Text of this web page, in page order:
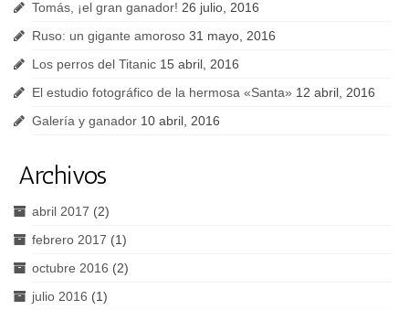
Tomás, ¡el gran ganador! 26 julio, 2016
Ruso: un gigante amoroso 31 mayo, 2016
Los perros del Titanic 15 abril, 2016
El estudio fotográfico de la hermosa «Santa» 12 abril, 2016
Galería y ganador 10 abril, 2016
Archivos
abril 2017 (2)
febrero 2017 (1)
octubre 2016 (2)
julio 2016 (1)